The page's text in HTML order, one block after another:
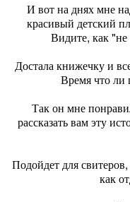
И вот на днях мне
красивый детский
Видите, как
Достала книжечку и
Время что ли
Так он мне
рассказать вам эту
Подойдет для
как